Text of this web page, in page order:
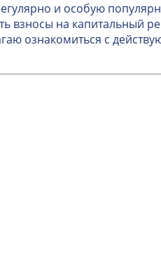
и особую
взносы на капитальный
ознакомиться с